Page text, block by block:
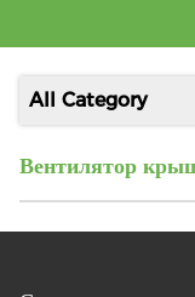
All Category
Вентилятор